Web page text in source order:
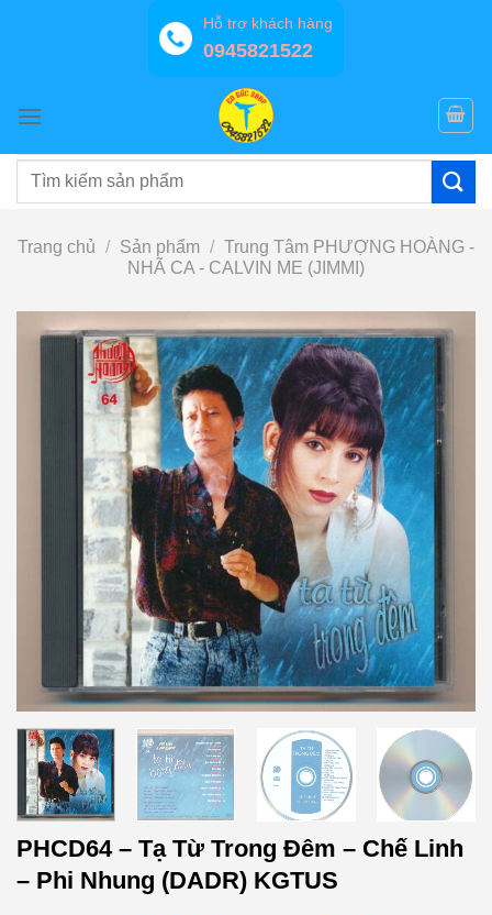
Hỗ trợ khách hàng
0945821522
Tìm
Trang chủ / Sản phẩm / Trung Tâm PHƯỢNG HOÀNG -
NHÃ CA - CALVIN ME (JIMMI)
PHCD64 – Tạ Từ Trong Đêm – Chế Linh
– Phi Nhung (DADR) KGTUS